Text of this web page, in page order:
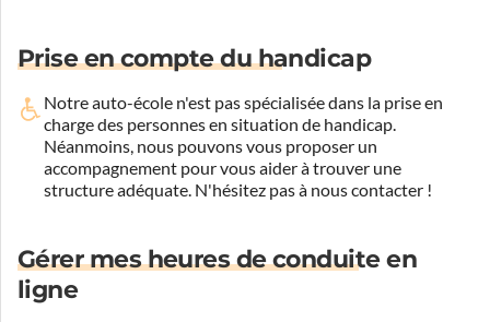
Prise en compte du handicap
Notre auto-école n'est pas spécialisée dans la prise en
charge des personnes en situation de handicap.
Néanmoins, nous pouvons vous proposer un
accompagnement pour vous aider à trouver une
structure adéquate. N'hésitez pas à nous contacter !
Gérer mes heures de conduite en
ligne